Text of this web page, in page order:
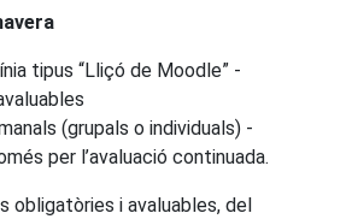
tipus “Lliçó de Moodle” -
(grupals o individuals) -
per l’avaluació continuada.
i avaluables, del